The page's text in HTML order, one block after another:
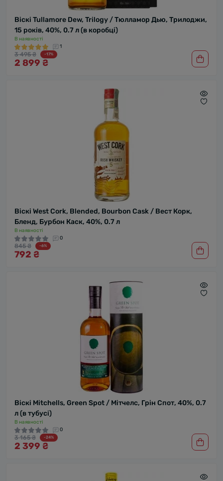
Віскі Tullamore Dew, Trilogy / Тюлламор Дью, Трилоджи,
15 років, 40%, 0.7 л (в коробці)
В наявності
1
3 495 ₴ -17%
2 899 ₴
Віскі West Cork, Blended, Bourbon Cask / Вест Корк,
Бленд, Бурбон Каск, 40%, 0.7 л
В наявності
0
845 ₴ -6%
792 ₴
Віскі Mitchells, Green Spot / Мітчелс, Грін Спот, 40%, 0.7
л (в тубусі)
В наявності
0
3 165 ₴ -24%
2 399 ₴